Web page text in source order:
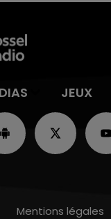
JEUX
Mentions légales